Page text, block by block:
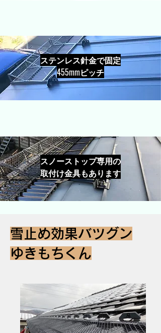
ステンレス針金で固定
​455mmピッチ
スノーストップ専用の
取付け金具もあります
雪止め効果バツグン
ゆきもちくん